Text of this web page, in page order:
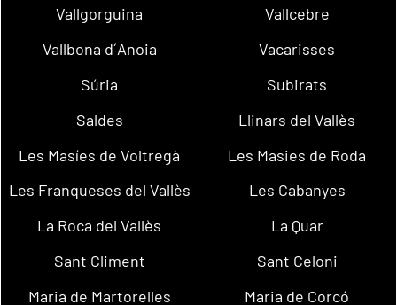
Vallgorguina
Vallcebre
Vallbona d´Anoia
Vacarisses
Súria
Subirats
Saldes
Llinars del Vallès
Les Masíes de Voltregà
Les Masies de Roda
Les Franqueses del Vallès
Les Cabanyes
La Roca del Vallès
La Quar
Sant Climent
Sant Celoni
Maria de Martorelles
Maria de Corcó